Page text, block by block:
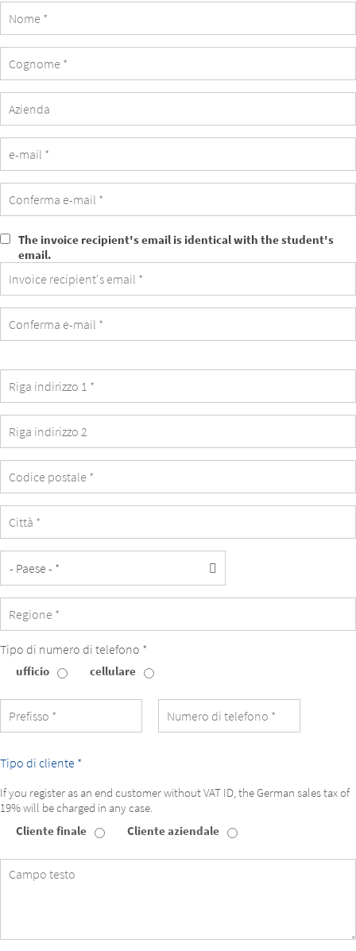
The
invoice
recipient's
email
identical
student's
email.
The invoice recipient's email is identical with the student's
email.
Tipo di numero di telefono *
Tipo
numero
di
telefono
ufficio cellulare
Tipo di cliente *
If you register as an end customer without VAT ID, the German sales tax of
19% will be charged in any case.
Tipo
cliente
Cliente finale Cliente aziendale
testo